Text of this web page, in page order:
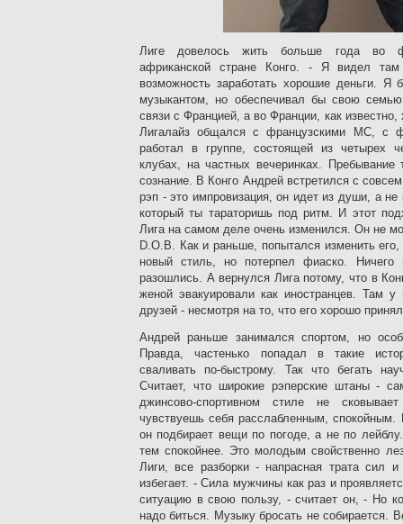
Лиге довелось жить больше года во
африканской стране Конго. - Я видел там
возможность заработать хорошие деньги. Я
музыкантом, но обеспечивал бы свою
связи с Францией, а во Франции, как известно,
Лигалайз общался с французскими МС, с
работал в группе, состоящей из четырех
клубах, на частных вечеринках. Пребывание
сознание. В Конго Андрей встретился с
рэп - это импровизация, он идет из души, а не
который ты тараторишь под ритм. И этот
Лига на самом деле очень изменился. Он не
D.O.B. Как и раньше, попытался изменить
новый стиль, но потерпел фиаско. Ничего
разошлись. А вернулся Лига потому, что в
женой эвакуировали как иностранцев. Там
друзей - несмотря на то, что его хорошо
Андрей раньше занимался спортом, но
Правда, частенько попадал в такие
сваливать по-быстрому. Так что бегать
Считает, что широкие рэперские штаны -
джинсово-спортивном стиле не
чувствуешь себя расслабленным,
он подбирает вещи по погоде, а не по
тем спокойнее. Это молодым свойственно
Лиги, все разборки - напрасная трата сил
избегает. - Сила мужчины как раз и
ситуацию в свою пользу, - считает он, - Но
надо биться. Музыку бросать не собирается.